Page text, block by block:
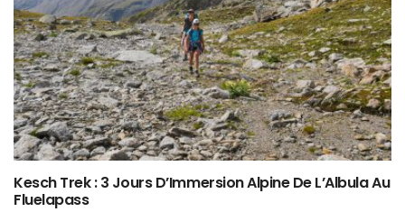
Kesch Trek : 3 Jours D’Immersion Alpine De L’Albula Au
Fluelapass